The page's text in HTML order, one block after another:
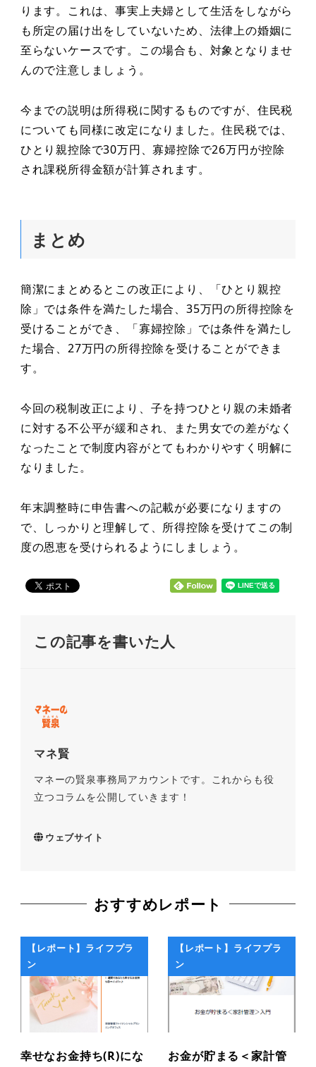
ります。これは、事実上夫婦として生活をしながら
も所定の届け出をしていないため、法律上の婚姻に
至らないケースです。この場合も、対象となりませ
んので注意しましょう。
今までの説明は所得税に関するものですが、住民税
についても同様に改定になりました。住民税では、
ひとり親控除で30万円、寡婦控除で26万円が控除
され課税所得金額が計算されます。
まとめ
簡潔にまとめるとこの改正により、「ひとり親控
除」では条件を満たした場合、35万円の所得控除を
受けることができ、「寡婦控除」では条件を満たし
た場合、27万円の所得控除を受けることができま
す。
今回の税制改正により、子を持つひとり親の未婚者
に対する不公平が緩和され、また男女での差がなく
なったことで制度内容がとてもわかりやすく明解に
なりました。
年末調整時に申告書への記載が必要になりますの
で、しっかりと理解して、所得控除を受けてこの制
度の恩恵を受けられるようにしましょう。
この記事を書いた人
マネ賢
マネーの賢泉事務局アカウントです。これからも役
立つコラムを公開していきます！
ウェブサイト
おすすめレポート
【レポート】ライフプラ
ン
幸せなお金持ち(R)にな
【レポート】ライフプラ
ン
お金が貯まる＜家計管